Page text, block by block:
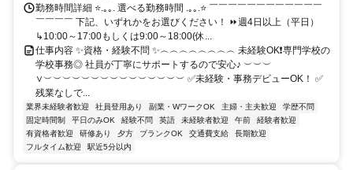
勤務時間詳細 ⭐.｡｡. 選べる勤務時間 .｡｡.⭐ ￣￣￣￣￣￣￣￣￣￣￣￣
￣￣￣￣ 下記、いずれかをお選びください！ ⏩週4日以上（平日）
↳10:00～17:00もしくは9:00～18:00(休...
仕事内容 ✨資格・経験不問 ✨︵︵︵︵︵︵︵︵ 未経験OK❗専門学校の
学校事務◎ 社員が丁寧にサポートするので安心♪ ︶︶︶
∨︶︶︶︶︶︶︶︶︶︶︶︶︶︶︶ ✅未経験・事務デビューOK！ ✅
残業なしで...
業界未経験者歓迎 社員登用あり 副業・WワークOK 主婦・主夫歓迎
学歴不問
固定時間制
平日のみOK 経験不問 英語 未経験者歓迎 午前
経験者歓迎
有資格者歓迎
研修あり 夕方 ブランクOK 交通費支給
長期歓迎
フルタイム歓迎
駅近5分以内